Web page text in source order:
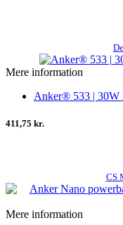
Mere information
Anker® 533 | 30W
411,75 kr.
CS
Mere information